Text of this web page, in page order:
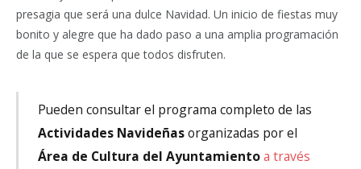
presagia que será una dulce Navidad. Un inicio de fiestas muy
bonito y alegre que ha dado paso a una amplia programación
de la que se espera que todos disfruten.
Pueden consultar el programa completo de las
Actividades Navideñasorganizadas por el
Área de Cultura del Ayuntamiento a través